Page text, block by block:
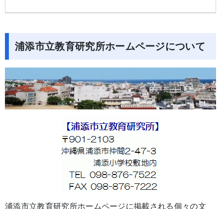
浦添市立教育研究所ホームページについて
浦添市立教育研究所ホームページに掲載される個々の文